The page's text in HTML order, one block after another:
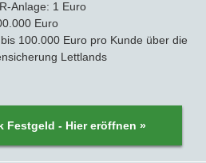
Anlage: 1 Euro
Euro
100.000 Euro pro Kunde über die
Lettlands
Festgeld - Hier eröffnen »